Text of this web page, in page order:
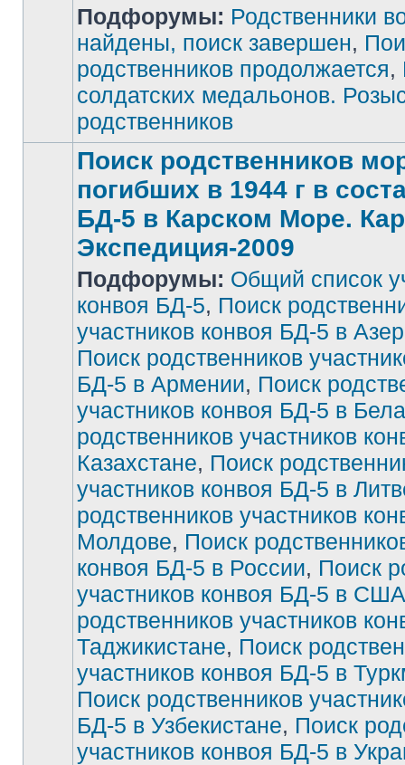
непрочитанных
сообщений
Подфорумы: Родственники
найдены, поиск завершен,
родственников продолжается,
солдатских медальонов.
родственников
Нет
непрочитанных
сообщений
Поиск родственников
погибших в 1944 г в
БД-5 в Карском Море.
Экспедиция-2009
Подфорумы: Общий список
конвоя БД-5, Поиск
участников конвоя БД-5 в
Поиск родственников
БД-5 в Армении, Поиск
участников конвоя БД-5 в
родственников участников
Казахстане, Поиск
участников конвоя БД-5 в
родственников участников
Молдове, Поиск
конвоя БД-5 в России, Поиск
участников конвоя БД-5 в США
родственников участников
Таджикистане, Поиск
участников конвоя БД-5 в
Поиск родственников
БД-5 в Узбекистане, Поиск
участников конвоя БД-5 в